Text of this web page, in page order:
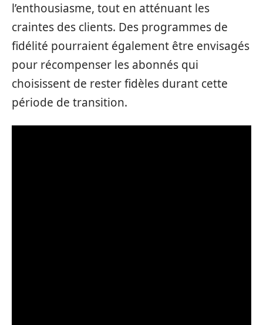
l’enthousiasme, tout en atténuant les
craintes des clients. Des programmes de
fidélité pourraient également être envisagés
pour récompenser les abonnés qui
choisissent de rester fidèles durant cette
période de transition.